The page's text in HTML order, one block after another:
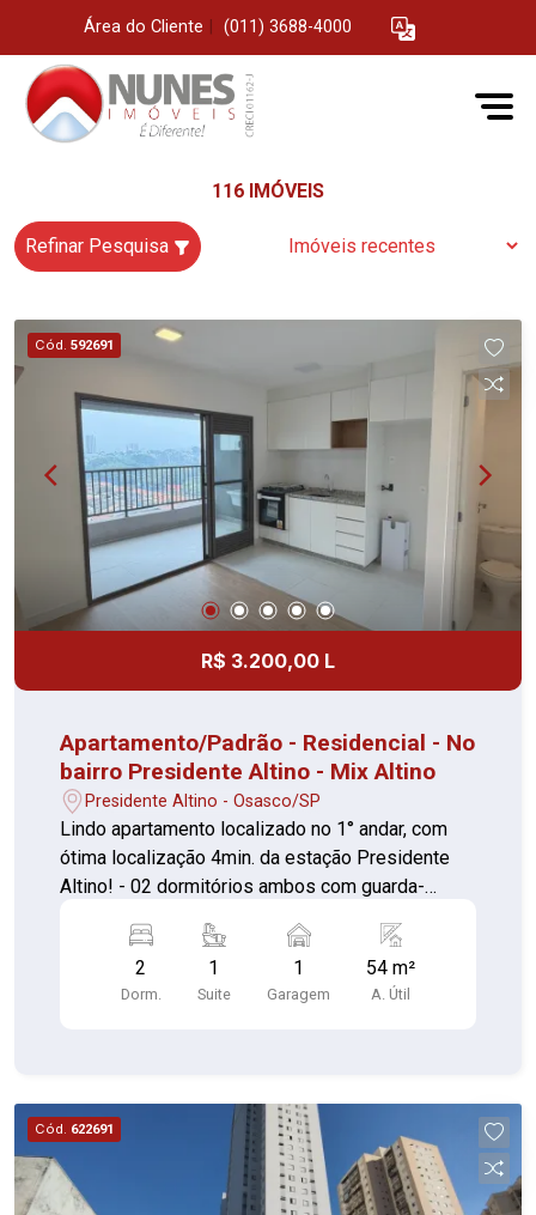
Área do Cliente (011) 3688-4000
116 IMÓVEIS
Refinar Pesquisa
Cód. 592691
R$ 3.200,00 L
Apartamento/Padrão - Residencial - No
bairro Presidente Altino - Mix Altino
Presidente Altino - Osasco/SP
Lindo apartamento localizado no 1° andar, com
ótima localização 4min. da estação Presidente
Altino! - 02 dormitórios ambos com guarda-
laminado) - sala com painel e com sacada com
porta de vidro (piso laminado) - cozinha equipada
com fogão embutido, armários planejados e
Estação Presidente Altino, ao Super Shopping
Osasco e ao Shopping União. A região conta com
fácil acesso às Marginais Pinheiros e Tietê, à
Rodovia Castello Branco, além de ampla
2
Dorm.
1
Suite
1
Garagem
54 m²
A. Útil
Cód. 622691